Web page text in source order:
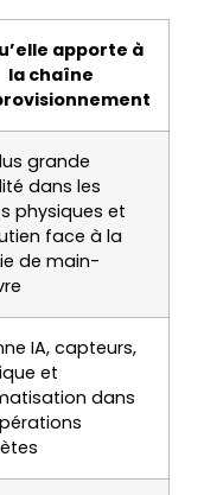
apporte à
la chaîne
grande
dans les
physiques et
face à la
de main-
IA, capteurs,
et
dans